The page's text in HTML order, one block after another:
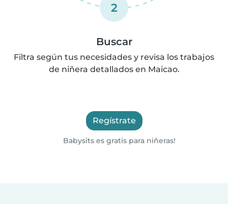
2
Buscar
Filtra según tus necesidades y revisa los trabajos
de niñera detallados en Maicao.
Regístrate
Babysits es gratis para niñeras!